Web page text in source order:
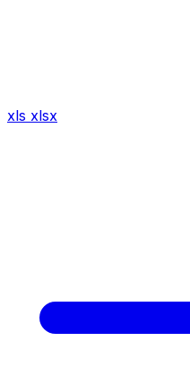
xls xlsx